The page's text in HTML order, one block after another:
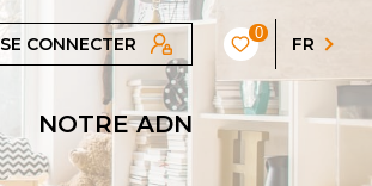
SE CONNECTER
0
FR
NOTRE ADN